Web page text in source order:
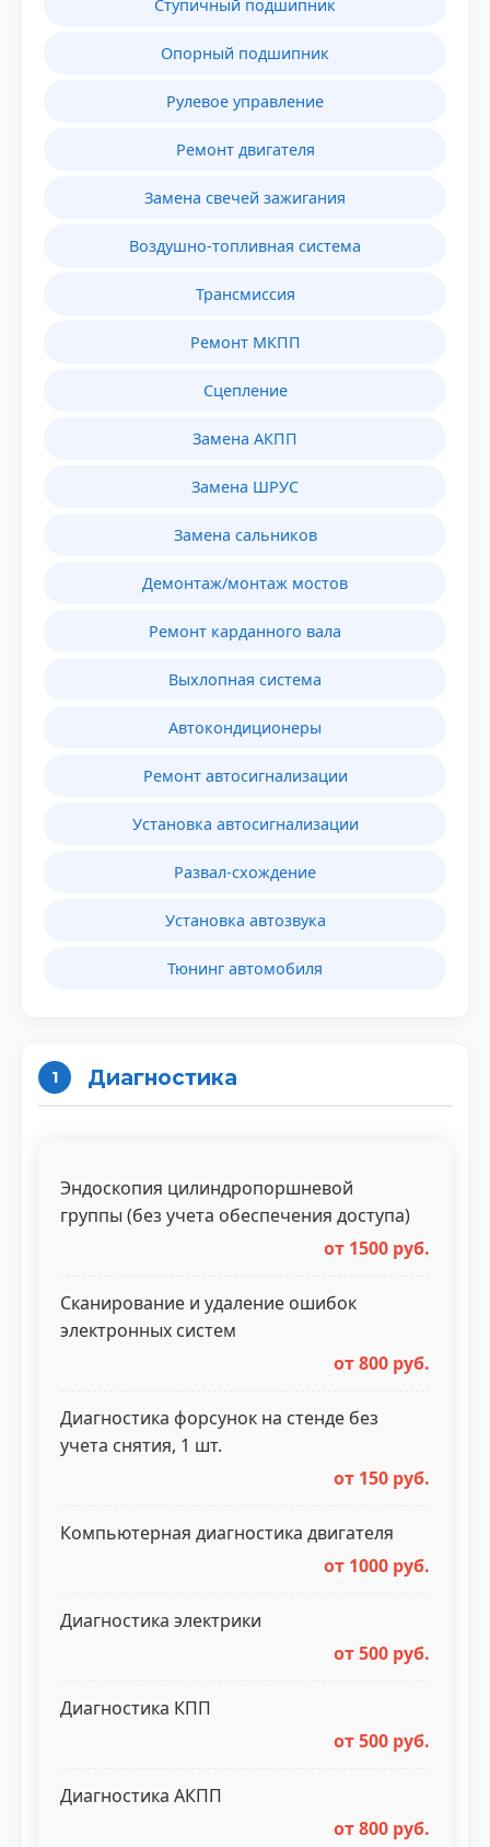
Ступичный подшипник
Опорный подшипник
Рулевое управление
Ремонт двигателя
Замена свечей зажигания
Воздушно-топливная система
Трансмиссия
Ремонт МКПП
Сцепление
Замена АКПП
Замена ШРУС
Замена сальников
Демонтаж/монтаж мостов
Ремонт карданного вала
Выхлопная система
Автокондиционеры
Ремонт автосигнализации
Установка автосигнализации
Развал-схождение
Установка автозвука
Тюнинг автомобиля
1 Диагностика
Эндоскопия цилиндропоршневой
группы (без учета обеспечения доступа)
от 1500 руб.
Сканирование и удаление ошибок
электронных систем
от 800 руб.
Диагностика форсунок на стенде без
учета снятия, 1 шт.
от 150 руб.
Компьютерная диагностика двигателя
от 1000 руб.
Диагностика электрики
от 500 руб.
Диагностика КПП
от 500 руб.
Диагностика АКПП
от 800 руб.